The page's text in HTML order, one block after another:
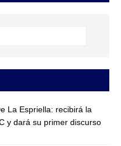
La Espriella: recibirá la
y dará su primer discurso